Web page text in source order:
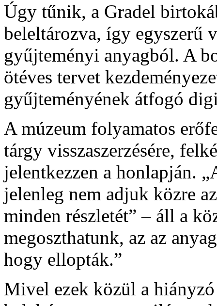
Úgy tűnik, a Gradel
beleltározva, így egyszerű
gyűjteményi anyagból. A
ötéves tervet
gyűjteményének átfogó
A múzeum folyamatos
tárgy visszaszerzésére,
jelentkezzen a honlapján.
jelenleg nem adjuk közre
minden részletét” – áll a
megoszthatunk, az az
hogy ellopták.”
Mivel ezek közül a